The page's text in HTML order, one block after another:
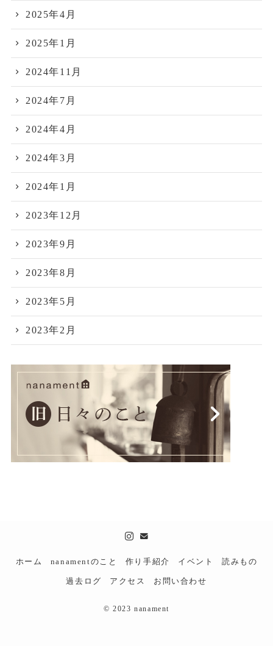
2025年4月
2025年1月
2024年11月
2024年7月
2024年4月
2024年3月
2024年1月
2023年12月
2023年9月
2023年8月
2023年5月
2023年2月
ホーム nanamentのこと 作り手紹介 イベント 読みもの
過去ログ アクセス お問い合わせ
© 2023 nanament